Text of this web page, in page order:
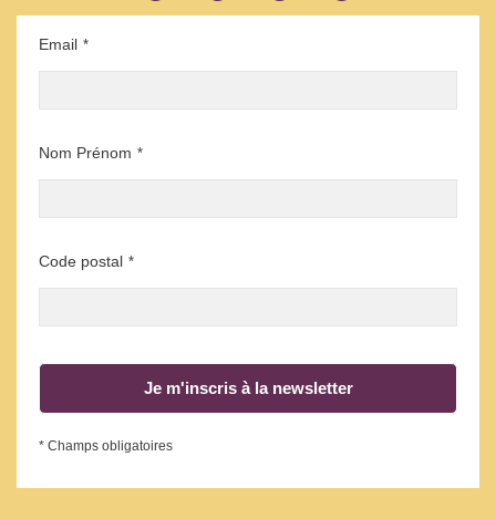
Email *
Nom Prénom *
Code postal *
Je m'inscris à la newsletter
* Champs obligatoires